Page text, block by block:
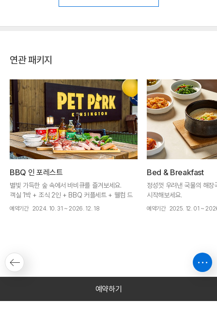
연관 패키지
BBQ 인 포레스트
별빛 가득한 숲 속에서 바비큐를 즐겨보세요.
객실 1박 + 조식 2인 + BBQ 커플세트 + 웰컴 드
링크 2잔 + (주중)켄싱턴 애플사이더 2병 + 공홈
예약기간 2024. 10. 31 ~ 2026. 12. 18
Bed & Breakfast
정성껏 우려낸 국물의 해장
시작해보세요.
객실 1박 + 조식 2인 + 웰
예약기간 2025. 12. 01 ~
예약하기